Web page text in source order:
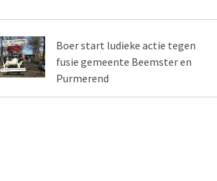
Boer start ludieke actie tegen
fusie gemeente Beemster en
Purmerend